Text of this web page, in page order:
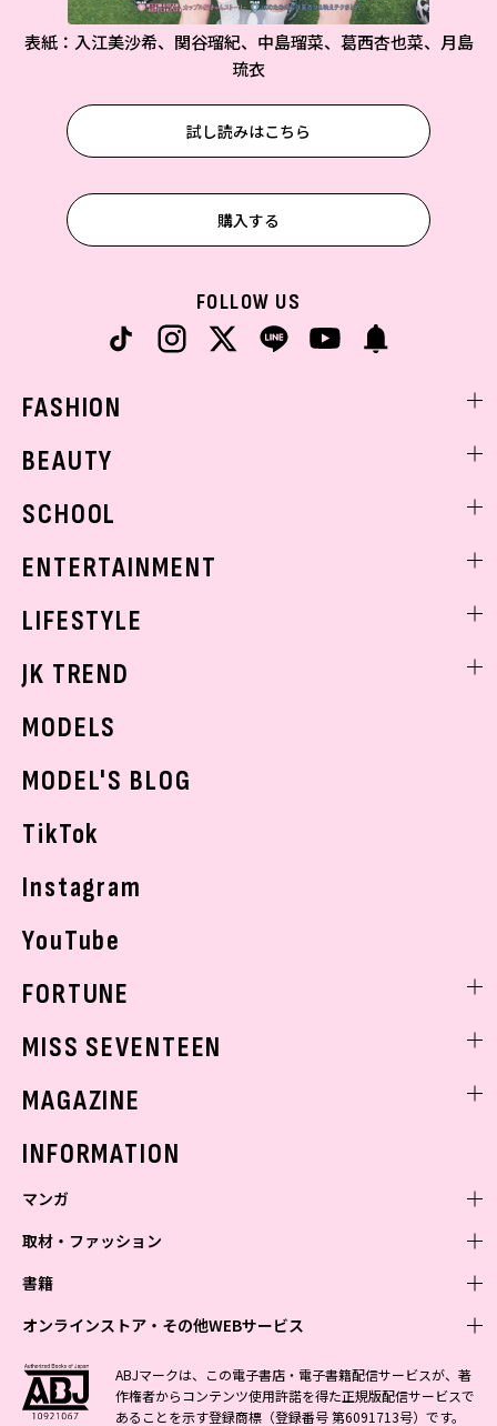
表紙：入江美沙希、関谷瑠紀、中島瑠菜、葛西杏也菜、月島
琉衣
試し読みはこちら
購入する
FOLLOW US
FASHION
着回し
BEAUTY
ベストコスメ
ボディケア
SCHOOL
学校ヘアメイク
ENTERTAINMENT
K-POP
LIFESTYLE
モデルの購入品
おでかけ
JK TREND
MODELS
MODEL'S BLOG
TikTok
Instagram
YouTube
FORTUNE
MISS SEVENTEEN
MAGAZINE
INFORMATION
マンガ
少年マンガ
Vジャンプ
最強ジャンプ
少年ジャンプ+
青年マンガ
ZEBRACK
S-MANGA
少女マンガ
ZEBRACK
女性マンガ
ジャンプTOON
取材・ファッション
ファッション・美容
BAILA
MAQUIA
芸能・情報・スポーツ
週プレNEWS
書籍
文芸・文庫・総合
小説すばる
学芸・ノンフィクション・新書
1日5分で、明日は変わる よみタイ yomitai
ライトノベル・ノベライズ
オンラインストア・その他WEBサービス
オンラインストア
OTO
その他WEBサービス
ABJマークは、この電子書店・電子書籍配信サービスが、著
作権者からコンテンツ使用許諾を得た正規版配信サービスで
あることを示す登録商標（登録番号 第6091713号）です。